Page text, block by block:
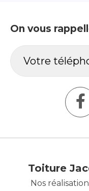
On vous
Toiture
Nos